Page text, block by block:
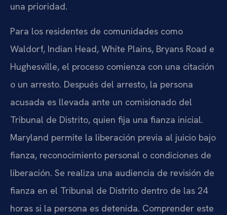
una prioridad.
Para los residentes de comunidades como
Waldorf, Indian Head, White Plains, Bryans Road e
Hughesville, el proceso comienza con una citación
o un arresto. Después del arresto, la persona
acusada es llevada ante un comisionado del
Tribunal de Distrito, quien fija una fianza inicial.
Maryland permite la liberación previa al juicio bajo
fianza, reconocimiento personal o condiciones de
liberación. Se realiza una audiencia de revisión de
fianza en el Tribunal de Distrito dentro de las 24
horas si la persona es detenida. Comprender este